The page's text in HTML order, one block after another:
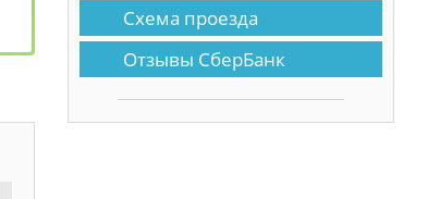
Схема проезда
Отзывы СберБанк